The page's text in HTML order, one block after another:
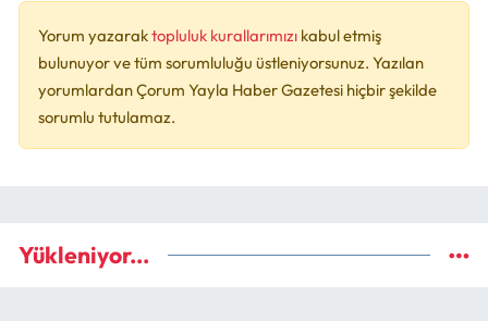
Yorum yazaraktopluluk kurallarımızı kabul etmiş
bulunuyor ve tüm sorumluluğu üstleniyorsunuz. Yazılan
yorumlardan Çorum Yayla Haber Gazetesi hiçbir şekilde
sorumlu tutulamaz.
Yükleniyor...